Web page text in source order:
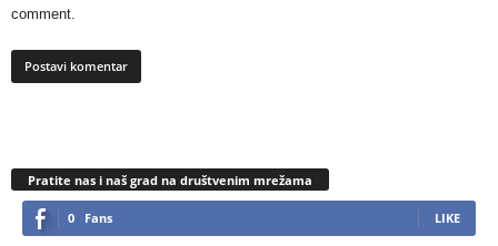
comment.
Pratite nas i naš grad na društvenim mrežama
0 Fans LIKE